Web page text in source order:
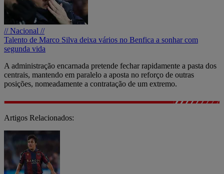
// Nacional //
Talento de Marco Silva deixa vários no Benfica a sonhar com
segunda vida
A administração encarnada pretende fechar rapidamente a pasta dos
centrais, mantendo em paralelo a aposta no reforço de outras
posições, nomeadamente a contratação de um extremo.
Artigos Relacionados: